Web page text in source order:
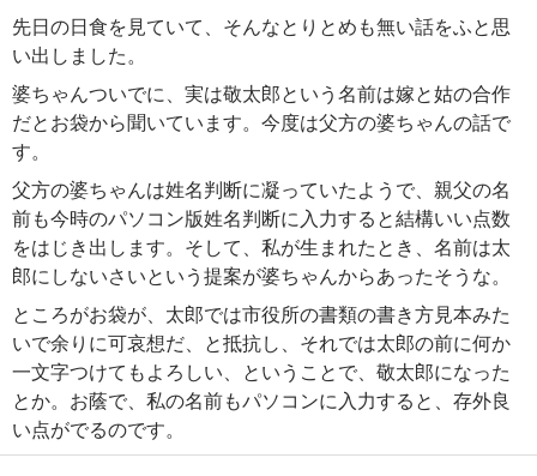
先日の日食を見ていて、そんなとりとめも無い話をふと思
い出しました。
婆ちゃんついでに、実は敬太郎という名前は嫁と姑の合作
だとお袋から聞いています。今度は父方の婆ちゃんの話で
す。
父方の婆ちゃんは姓名判断に凝っていたようで、親父の名
前も今時のパソコン版姓名判断に入力すると結構いい点数
をはじき出します。そして、私が生まれたとき、名前は太
郎にしないさいという提案が婆ちゃんからあったそうな。
ところがお袋が、太郎では市役所の書類の書き方見本みた
いで余りに可哀想だ、と抵抗し、それでは太郎の前に何か
一文字つけてもよろしい、ということで、敬太郎になった
とか。お蔭で、私の名前もパソコンに入力すると、存外良
い点がでるのです。